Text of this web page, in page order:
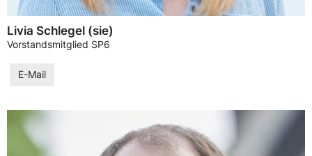
Livia Schlegel (sie)
Vorstandsmitglied SP6
E-Mail